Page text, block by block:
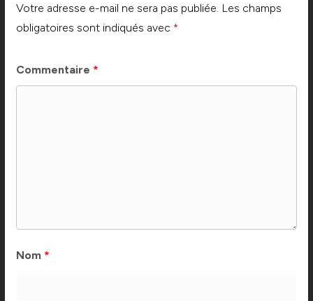
Votre adresse e-mail ne sera pas publiée. Les champs
obligatoires sont indiqués avec *
Commentaire *
Nom *